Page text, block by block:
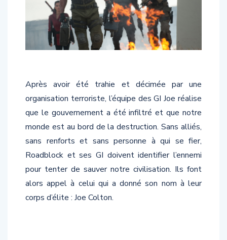
Après avoir été trahie et décimée par une
organisation terroriste, l’équipe des GI Joe réalise
que le gouvernement a été infiltré et que notre
monde est au bord de la destruction. Sans alliés,
sans renforts et sans personne à qui se fier,
Roadblock et ses GI doivent identifier l’ennemi
pour tenter de sauver notre civilisation. Ils font
alors appel à celui qui a donné son nom à leur
corps d’élite : Joe Colton.